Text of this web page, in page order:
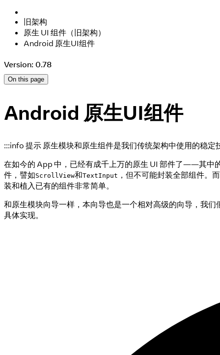
旧架构
原生 UI 组件（旧架构）
Android 原生UI组件
Version: 0.78
On this page
Android 原生UI组件
:::info 提示 原生模块和原生组件是我们传统架构中使用的稳
在如今的 App 中，已经有成千上万的原生 UI 部件了——其中
件，譬如ScrollView和TextInput ，但不可能封装全部组件。
装和植入已有的组件非常简单。
和原生模块向导一样，本向导也是一个相对高级的向导，我
具体实现。